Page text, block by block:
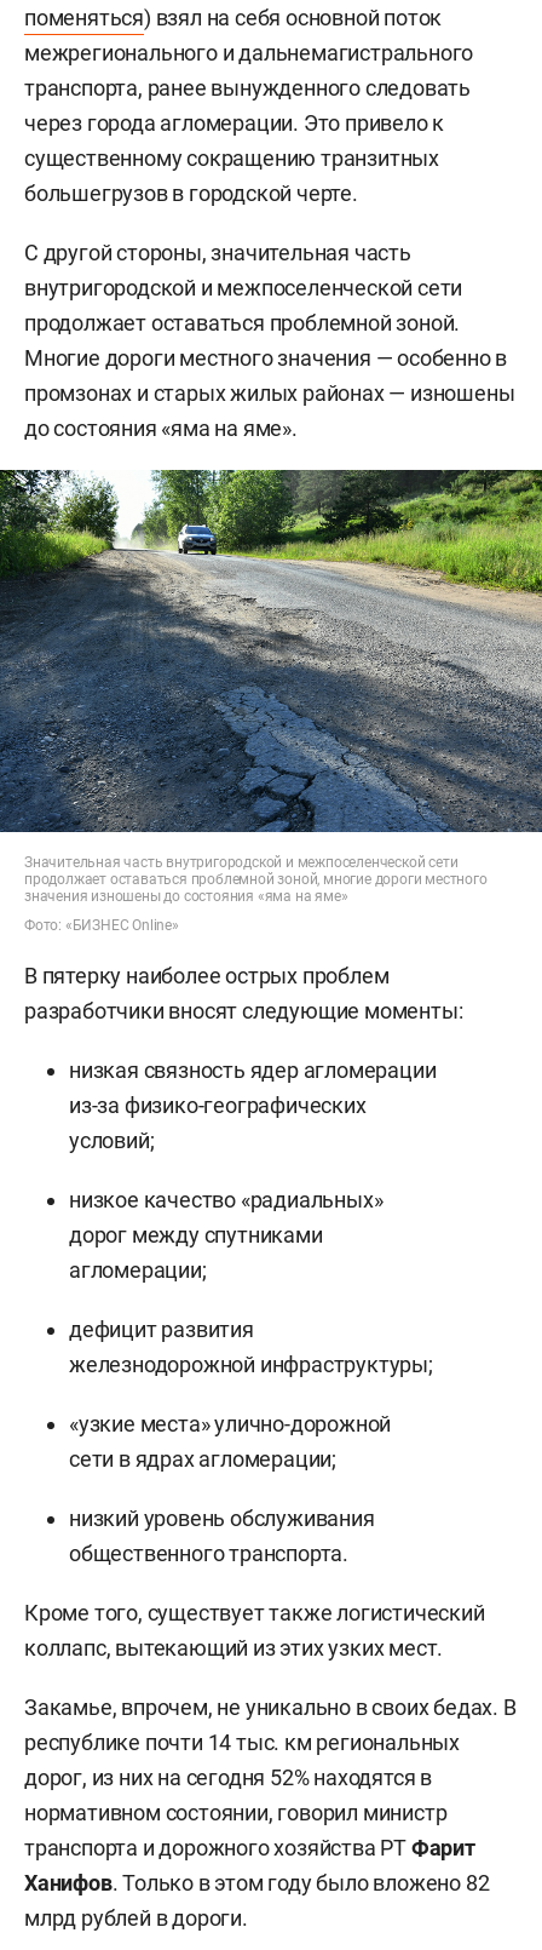
поменяться) взял на себя основной поток
межрегионального и дальнемагистрального
транспорта, ранее вынужденного следовать
через города агломерации. Это привело к
существенному сокращению транзитных
большегрузов в городской черте.
С другой стороны, значительная часть
внутригородской и межпоселенческой сети
продолжает оставаться проблемной зоной.
Многие дороги местного значения — особенно в
промзонах и старых жилых районах — изношены
до состояния «яма на яме».
Значительная часть внутригородской и межпоселенческой сети
продолжает оставаться проблемной зоной, многие дороги местного
значения изношены до состояния «яма на яме»
Фото: «БИЗНЕС Online»
В пятерку наиболее острых проблем
разработчики вносят следующие моменты:
низкая связность ядер агломерации
из-за физико-географических
условий;
низкое качество «радиальных»
дорог между спутниками
агломерации;
дефицит развития
железнодорожной инфраструктуры;
«узкие места» улично-дорожной
сети в ядрах агломерации;
низкий уровень обслуживания
общественного транспорта.
Кроме того, существует также логистический
коллапс, вытекающий из этих узких мест.
Закамье, впрочем, не уникально в своих бедах. В
республике почти 14 тыс. км региональных
дорог, из них на сегодня 52% находятся в
нормативном состоянии, говорил министр
транспорта и дорожного хозяйства РТФарит
Ханифов. Только в этом году было вложено 82
млрд рублей в дороги.